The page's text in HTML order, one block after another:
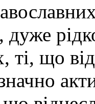
дуже
ті, що